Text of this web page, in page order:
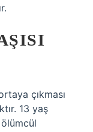
çıkması
13 yaş
ölümcül